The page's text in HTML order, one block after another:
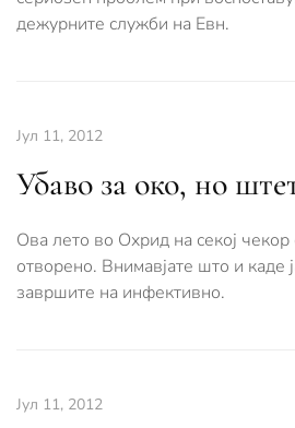
дежурните служби на Евн.
Јул 11, 2012
Убаво за око, но
Ова лето во Охрид на секој чекор
отворено. Внимавјате што и каде
завршите на инфективно.
Јул 11, 2012